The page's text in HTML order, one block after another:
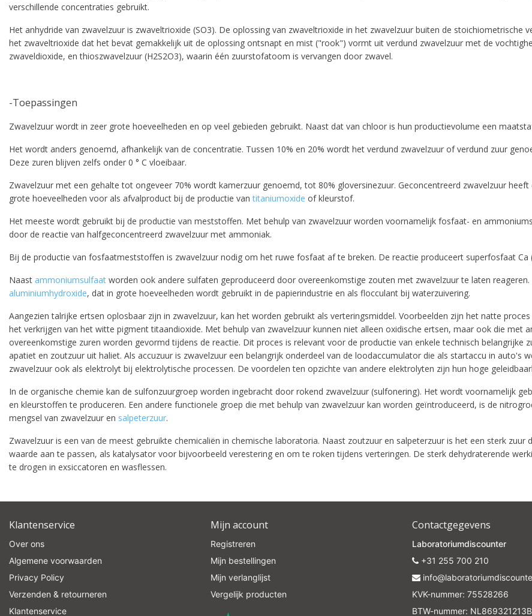
verschillende concentraties gebruikt.
Het anhydride van zwavelzuur is zwaveltrioxide (SO3). De oplossing van zwaveltrioxide in het zwavelzuur buiten de
het zwaveltrioxide dat het bevat gemakkelijk uit de oplossing ontsnapt en mist ("rook") vormt uit verdund zwavelzuur met de
zwaveldioxide, en thioszwavelzuur (H2S2O3), waarin één zuurstofatoom is vervangen door zwavel.
-Toepassingen
Zwavelzuur wordt in zeer grote hoeveelheden en op veel gebieden gebruikt. Naast dat van chloor is hun productievolume een
Het wordt anders genoemd, afhankelijk van de concentratie. Tussen 10% en 20% wordt het verdund zwavelzuur of verdund zuur
Deze zuren blijven zelfs onder 0 ° C vloeibaar.
Zwavelzuur met een gehalte tot ongeveer 70% wordt kamerzuur genoemd, tot 80% gloversinezuur. Geconcentreerd zwavelzuur
grote hoeveelheden voor als afvalproduct bij de productie vantitaniumoxide of kleurstof.
Het meeste wordt gebruikt bij de productie van meststoffen. Met behulp van zwavelzuur worden voornamelijk fosfaat- en
door de reactie van halfgeconcentreerd zwavelzuur met ammoniak.
Bij de productie van fosfaatmeststoffen is zwavelzuur nodig om het ruwe fosfaat af te breken. De reactie produceert superfosfaat Ca
Naast ammoniumsulfaat worden ook andere sulfaten geproduceerd door overeenkomstige zouten met zwavelzuur te laten reageren.
aluminiumhydroxide, dat in grote hoeveelheden wordt gebruikt in de papierindustrie en als flocculant bij waterzuivering.
Aangezien talrijke ertsen oplosbaar zijn in zwavelzuur, kan het worden gebruikt als verteringsmiddel. Voorbeelden zijn het natte
het verkrijgen van het witte pigment titaandioxide. Met behulp van zwavelzuur kunnen niet alleen oxidische ertsen, maar ook die
overeenkomstige zuren worden gevormd tijdens de reactie. Dit proces is relevant voor de productie van enkele technisch belangrijke
apatiet en zoutzuur uit haliet. Als accuzuur is zwavelzuur een belangrijk onderdeel van de loodaccumulator die als startaccu in auto's
zwavelzuur ook als elektrolyt bij elektrolytische processen. De voordelen ten opzichte van andere elektrolyten zijn hun hoge
In de organische chemie kan de sulfonzuurgroep worden ingebracht door rokend zwavelzuur (sulfonering). Het wordt voornamelijk
en kleurstoffen te produceren. Een andere functionele groep die met behulp van zwavelzuur kan worden geïntroduceerd, is de
mengsel van zwavelzuur en salpeterzuur.
Zwavelzuur is een van de meest gebruikte chemicaliën in chemische laboratoria. Naast zoutzuur en salpeterzuur is het een sterk
waarde aan te passen, als katalysator voor bijvoorbeeld verestering en om te roken tijdens verteringen. De sterk dehydraterende
te drogen in exsiccatoren en wasflessen.
Klantenservice
Over ons
Algemene voorwaarden
Privacy Policy
Verzenden & retourneren
Klantenservice
Mijn account
Registreren
Mijn bestellingen
Mijn verlanglijst
Vergelijk producten
Contactgegevens
Laboratoriumdiscounter
+31 255 700 210
KVK-nummer: 75528266
BTW-nummer:
10% discount on your next order
chemical products from our own brand 😀
Your discount is valid with a minimum order value of €50.00